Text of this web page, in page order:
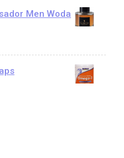
Men Woda